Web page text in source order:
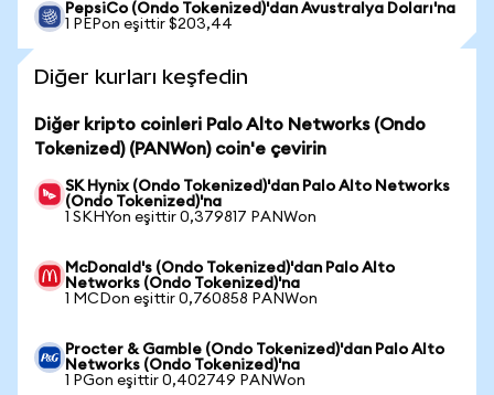
PepsiCo (Ondo Tokenized)'dan Avustralya Doları'na
1 PEPon eşittir $203,44
Diğer kurları keşfedin
Diğer kripto coinleri Palo Alto Networks (Ondo
Tokenized) (PANWon) coin'e çevirin
SK Hynix (Ondo Tokenized)'dan Palo Alto Networks
(Ondo Tokenized)'na
1 SKHYon eşittir 0,379817 PANWon
McDonald's (Ondo Tokenized)'dan Palo Alto
Networks (Ondo Tokenized)'na
1 MCDon eşittir 0,760858 PANWon
Procter & Gamble (Ondo Tokenized)'dan Palo Alto
Networks (Ondo Tokenized)'na
1 PGon eşittir 0,402749 PANWon